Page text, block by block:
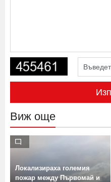
Виж още
Локализираха големия
пожар между Първомай и